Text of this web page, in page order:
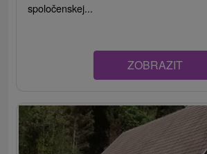
spoločenskej...
ZOBRAZIT